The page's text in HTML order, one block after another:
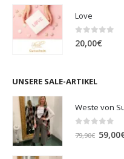
Love
0 out of 5
20,00€
UNSERE SALE-ARTIKEL
Weste von
out of
79,90€ 59,00